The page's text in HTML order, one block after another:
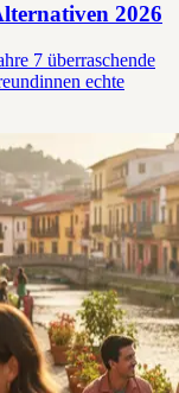
2026
7 überraschende
echte